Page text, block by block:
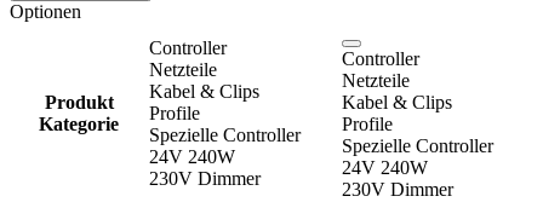
Optionen
Produkt
Kategorie
Controller
Netzteile
Kabel & Clips
Profile
Spezielle Controller
24V 240W
230V Dimmer
Controller
Netzteile
Kabel & Clips
Profile
Spezielle Controller
24V 240W
230V Dimmer